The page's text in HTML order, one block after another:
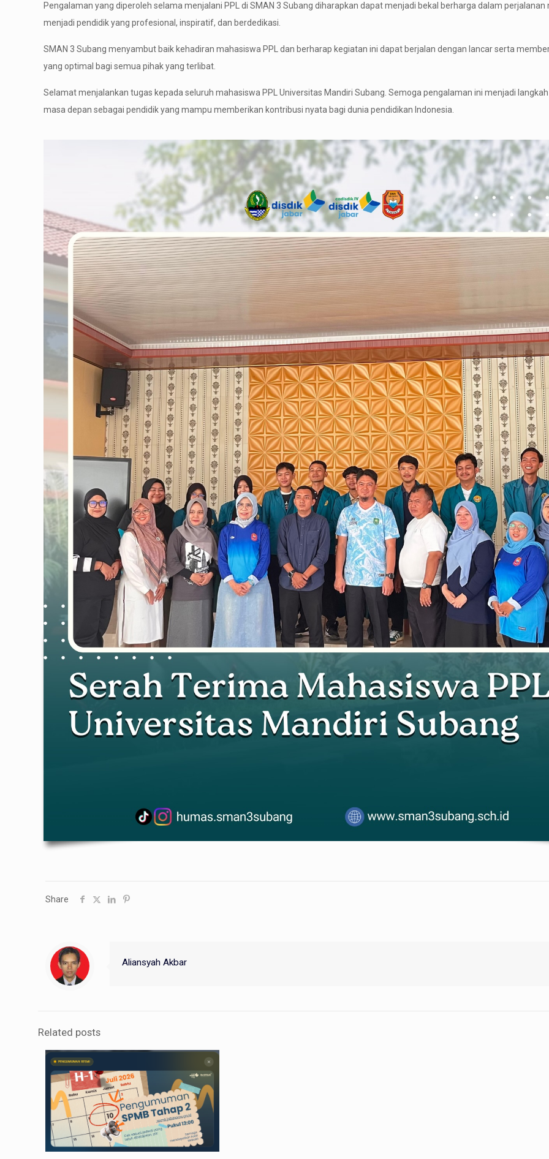
Pengalaman yang diperoleh selama menjalani PPL di SMAN 3 Subang diharapkan dapat menjadi bekal berharga dalam perjalanan
menjadi pendidik yang profesional, inspiratif, dan berdedikasi.
SMAN 3 Subang menyambut baik kehadiran mahasiswa PPL dan berharap kegiatan ini dapat berjalan dengan lancar serta
yang optimal bagi semua pihak yang terlibat.
Selamat menjalankan tugas kepada seluruh mahasiswa PPL Universitas Mandiri Subang. Semoga pengalaman ini menjadi
masa depan sebagai pendidik yang mampu memberikan kontribusi nyata bagi dunia pendidikan Indonesia.
Share
Aliansyah Akbar
Related posts